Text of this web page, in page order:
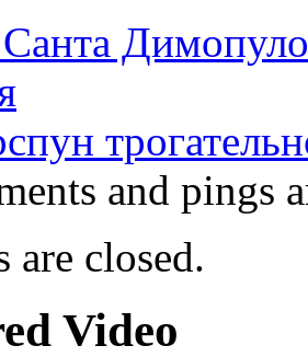
and pings
are closed.
Video